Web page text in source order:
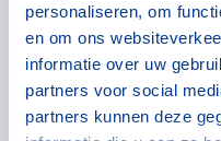
personaliseren, om
en om ons
informatie over uw
partners voor social
partners kunnen deze
Charlotte
Adviseur zakelijk